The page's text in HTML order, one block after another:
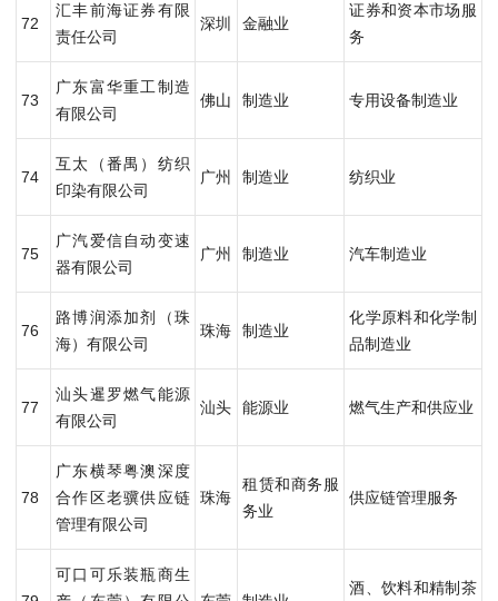
72
汇丰前海证券有限
责任公司
深圳 金融业
证券和资本市场服
务
73
广东富华重工制造
有限公司
佛山 制造业 专用设备制造业
74
互太（番禺）纺织
印染有限公司
广州 制造业 纺织业
75
广汽爱信自动变速
器有限公司
广州 制造业 汽车制造业
76
路博润添加剂（珠
海）有限公司
珠海 制造业
化学原料和化学制
品制造业
77
汕头暹罗燃气能源
有限公司
汕头 能源业 燃气生产和供应业
78
广东横琴粤澳深度
合作区老骥供应链
管理有限公司
珠海
租赁和商务服
务业
供应链管理服务
可口可乐装瓶商生
酒、饮料和精制茶